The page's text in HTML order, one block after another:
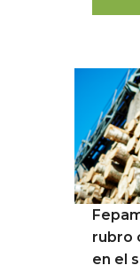
rubro
en el